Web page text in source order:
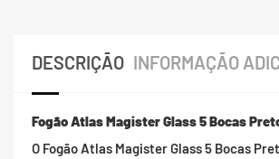
DESCRIÇÃO INFORMAÇÃO
Fogão Atlas Magister Glass 5 Bocas
O Fogão Atlas Magister Glass 5 Bocas